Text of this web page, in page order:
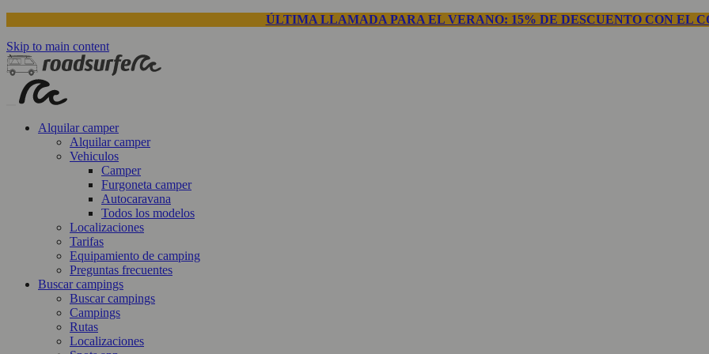
ÚLTIMA LLAMADA PARA EL VERANO: 15% DE DESCUENTO CON EL
Skip to main content
Alquilar camper
Alquilar camper
Vehiculos
Camper
Furgoneta camper
Autocaravana
Todos los modelos
Localizaciones
Tarifas
Equipamiento de camping
Preguntas frecuentes
Buscar campings
Buscar campings
Campings
Rutas
Localizaciones